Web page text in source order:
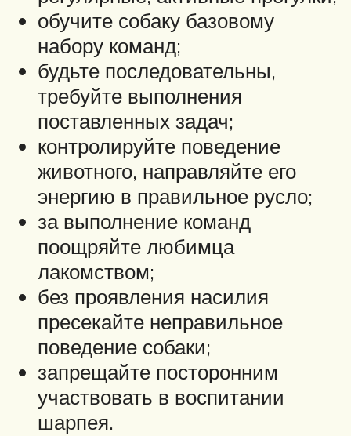
обучите собаку базовому
набору команд;
будьте последовательны,
требуйте выполнения
поставленных задач;
контролируйте поведение
животного, направляйте его
энергию в правильное русло;
за выполнение команд
поощряйте любимца
лакомством;
без проявления насилия
пресекайте неправильное
поведение собаки;
запрещайте посторонним
участвовать в воспитании
шарпея.